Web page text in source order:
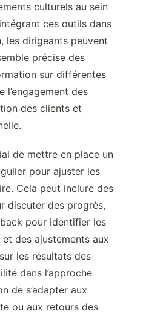
culturels au sein
ces outils dans
les dirigeants peuvent
précise des
sur différentes
l’engagement des
des clients et
de mettre en place un
pour ajuster les
Cela peut inclure des
discuter des progrès,
pour identifier les
des ajustements aux
les résultats des
dans l’approche
de s’adapter aux
ou aux retours des